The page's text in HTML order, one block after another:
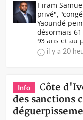
Hiram
privé",
Yaoundé
désormais
93 ans et au
il y a 20
Info
Côte
des sanctions